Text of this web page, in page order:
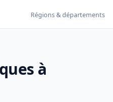
Régions & départements
à